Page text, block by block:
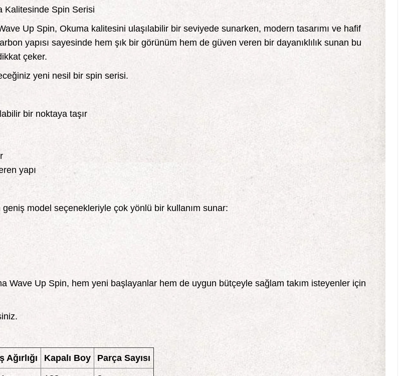
Kalitesinde Spin Serisi
Up Spin, Okuma kalitesini ulaşılabilir bir seviyede sunarken, modern tasarımı ve hafif
yapısı sayesinde hem şık bir görünüm hem de güven veren bir dayanıklılık sunan bu
çeker.
yeni nesil bir spin serisi.
bir noktaya taşır
yapı
model seçenekleriyle çok yönlü bir kullanım sunar:
Wave Up Spin, hem yeni başlayanlar hem de uygun bütçeyle sağlam takım isteyenler için
Ağırlığı Kapalı Boy Parça Sayısı